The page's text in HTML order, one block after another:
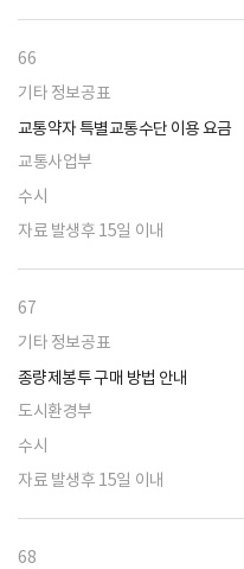
66
기타 정보공표
교통약자 특별교통수단 이용 요금
교통사업부
수시
자료 발생후 15일 이내
67
기타 정보공표
종량제봉투 구매 방법 안내
도시환경부
수시
자료 발생후 15일 이내
68